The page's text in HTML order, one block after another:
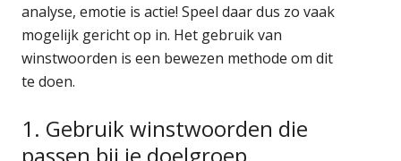
analyse, emotie is actie! Speel daar dus zo vaak
mogelijk gericht op in. Het gebruik van
winstwoorden is een bewezen methode om dit
te doen.
1. Gebruik winstwoorden die
passen bij je doelgroep